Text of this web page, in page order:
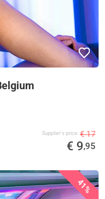
Supplier's price € 17
€ 9,95
41%